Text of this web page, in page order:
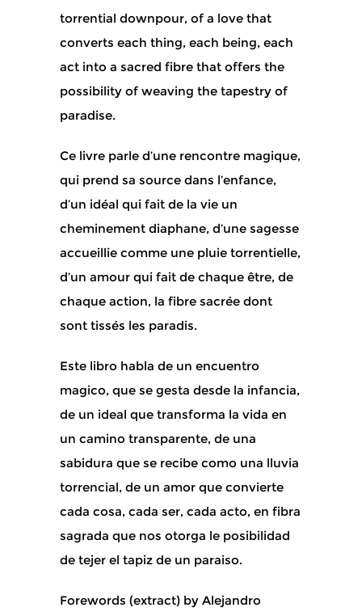
torrential downpour, of a love that
converts each thing, each being, each
act into a sacred fibre that offers the
possibility of weaving the tapestry of
paradise.
Ce livre parle d’une rencontre magique,
qui prend sa source dans l’enfance,
d’un idéal qui fait de la vie un
cheminement diaphane, d’une sagesse
accueillie comme une pluie torrentielle,
d’un amour qui fait de chaque être, de
chaque action, la fibre sacrée dont
sont tissés les paradis.
Este libro habla de un encuentro
magico, que se gesta desde la infancia,
de un ideal que transforma la vida en
un camino transparente, de una
sabidura que se recibe como una lluvia
torrencial, de un amor que convierte
cada cosa, cada ser, cada acto, en fibra
sagrada que nos otorga le posibilidad
de tejer el tapiz de un paraiso.
Forewords (extract) by Alejandro